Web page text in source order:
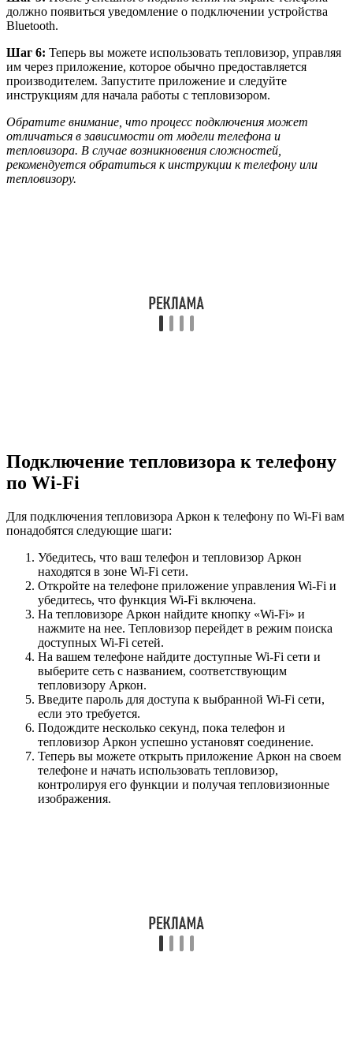
должно появиться уведомление о подключении устройства
Bluetooth.
Шаг 6: Теперь вы можете использовать тепловизор, управляя
им через приложение, которое обычно предоставляется
производителем. Запустите приложение и следуйте
инструкциям для начала работы с тепловизором.
Обратите внимание, что процесс подключения может
отличаться в зависимости от модели телефона и
тепловизора. В случае возникновения сложностей,
рекомендуется обратиться к инструкции к телефону или
тепловизору.
Подключение тепловизора к телефону
по Wi-Fi
Для подключения тепловизора Аркон к телефону по Wi-Fi вам
понадобятся следующие шаги:
Убедитесь, что ваш телефон и тепловизор Аркон
находятся в зоне Wi-Fi сети.
Откройте на телефоне приложение управления Wi-Fi и
убедитесь, что функция Wi-Fi включена.
На тепловизоре Аркон найдите кнопку «Wi-Fi» и
нажмите на нее. Тепловизор перейдет в режим поиска
доступных Wi-Fi сетей.
На вашем телефоне найдите доступные Wi-Fi сети и
выберите сеть с названием, соответствующим
тепловизору Аркон.
Введите пароль для доступа к выбранной Wi-Fi сети,
если это требуется.
Подождите несколько секунд, пока телефон и
тепловизор Аркон успешно установят соединение.
Теперь вы можете открыть приложение Аркон на своем
телефоне и начать использовать тепловизор,
контролируя его функции и получая тепловизионные
изображения.